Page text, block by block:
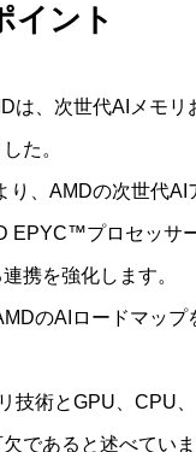
イント
は、次世代AIメモ
た。
り、AMDの次世代
EPYC™プロセッサ
携を強化します。
のAIロードマッ
技術とGPU、CPU
であると述べていま